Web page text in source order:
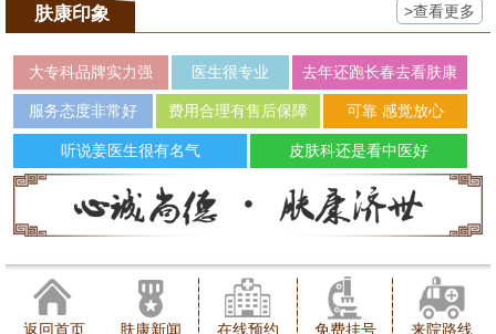
肤康印象 >查看更多
大专科品牌实力强 医生很专业 去年还跑长春去看肤康
服务态度非常好 费用合理有售后保障 可靠 感觉放心
听说姜医生很有名气 皮肤科还是看中医好
返回首页 肤康新闻 在线预约 免费挂号 来院路线